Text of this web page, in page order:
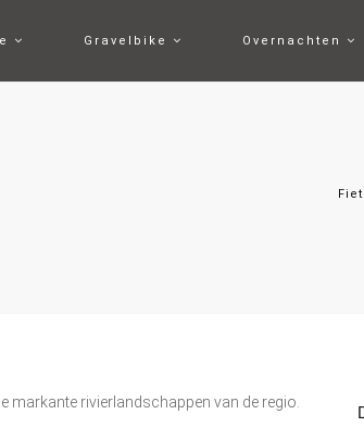
Gravelbike Overnachten
markante rivierlandschappen van de regio.